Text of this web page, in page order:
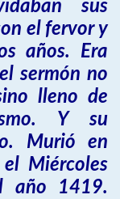
sus
el fervor y
años. Era
sermón no
lleno de
Y su
Murió en
Miércoles
año 1419.